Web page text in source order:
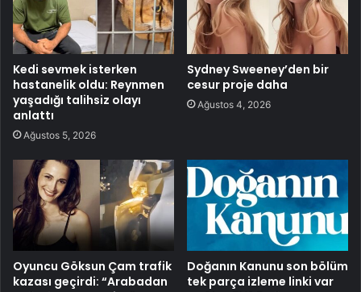
Kedi sevmek isterken
hastanelik oldu: Reynmen
yaşadığı talihsiz olayı
anlattı
Ağustos 5, 2026
Sydney Sweeney’den bir
cesur proje daha
Ağustos 4, 2026
Oyuncu Göksun Çam trafik
kazası geçirdi: “Arabadan
Doğanın Kanunu son bölüm
tek parça izleme linki var